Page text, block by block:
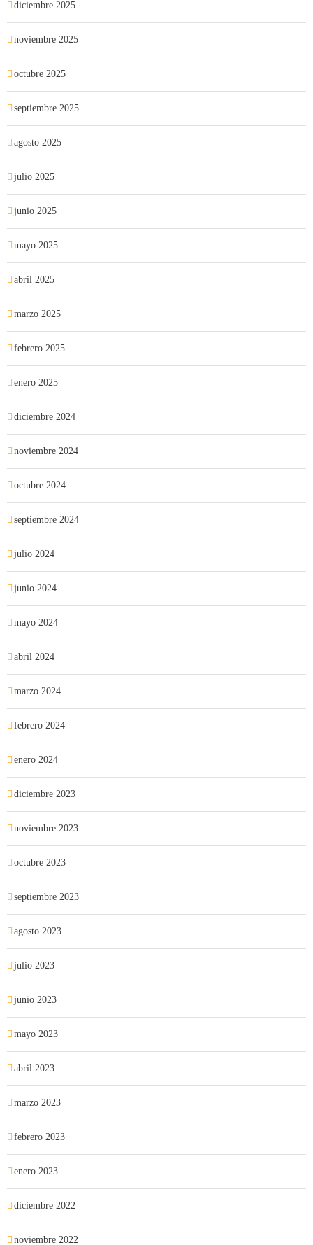
diciembre 2025
noviembre 2025
octubre 2025
septiembre 2025
agosto 2025
julio 2025
junio 2025
mayo 2025
abril 2025
marzo 2025
febrero 2025
enero 2025
diciembre 2024
noviembre 2024
octubre 2024
septiembre 2024
julio 2024
junio 2024
mayo 2024
abril 2024
marzo 2024
febrero 2024
enero 2024
diciembre 2023
noviembre 2023
octubre 2023
septiembre 2023
agosto 2023
julio 2023
junio 2023
mayo 2023
abril 2023
marzo 2023
febrero 2023
enero 2023
diciembre 2022
noviembre 2022